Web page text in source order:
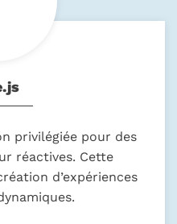
privilégiée pour des
réactives. Cette
d’expériences